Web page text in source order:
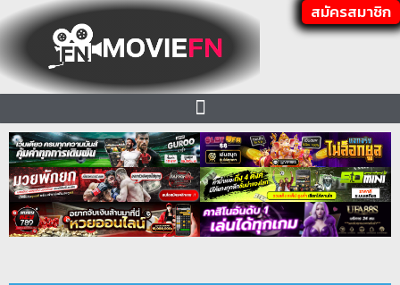
สมัครสมาชิก